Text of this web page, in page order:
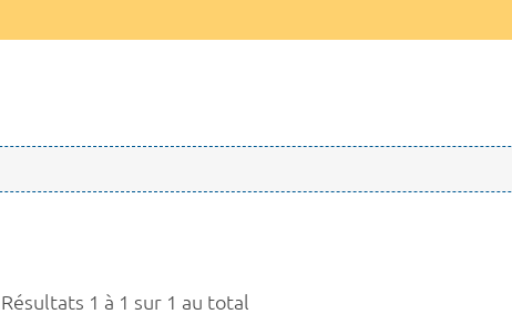
Résultats 1 à 1 sur 1 au total